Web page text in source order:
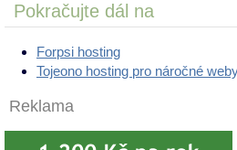
Pokračujte dál na
Forpsi hosting
Tojeono hosting pro náročné
Reklama